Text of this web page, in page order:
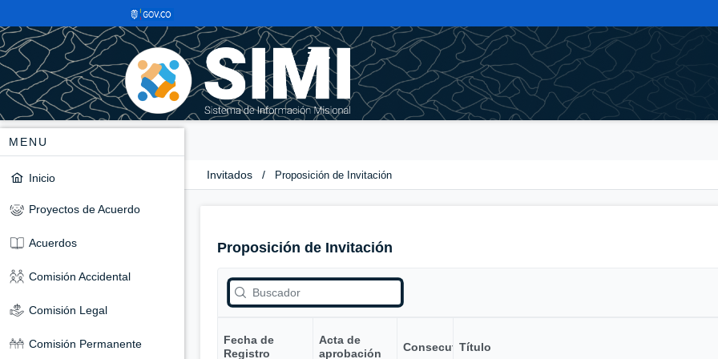
MENU
Inicio
Proyectos de Acuerdo
Acuerdos
Comisión Accidental
Comisión Legal
Comisión Permanente
Invitados / Proposición de Invitación
Proposición de Invitación
Fecha de
Registro
Acta de
aprobación
ConsecutivoTítulo